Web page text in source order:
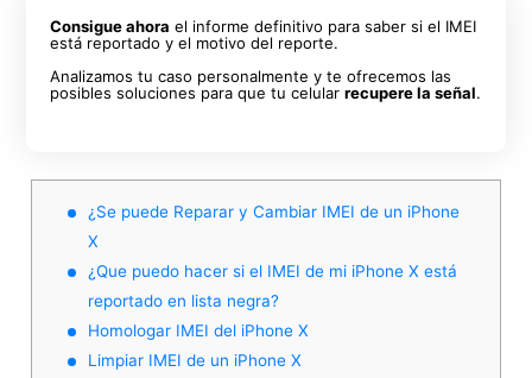
Consigue ahora el informe definitivo para saber si el IMEI
está reportado y el motivo del reporte.
Analizamos tu caso personalmente y te ofrecemos las
posibles soluciones para que tu celularrecupere la señal.
¿Se puede Reparar y Cambiar IMEI de un iPhone
X
¿Que puedo hacer si el IMEI de mi iPhone X está
reportado en lista negra?
Homologar IMEI del iPhone X
Limpiar IMEI de un iPhone X